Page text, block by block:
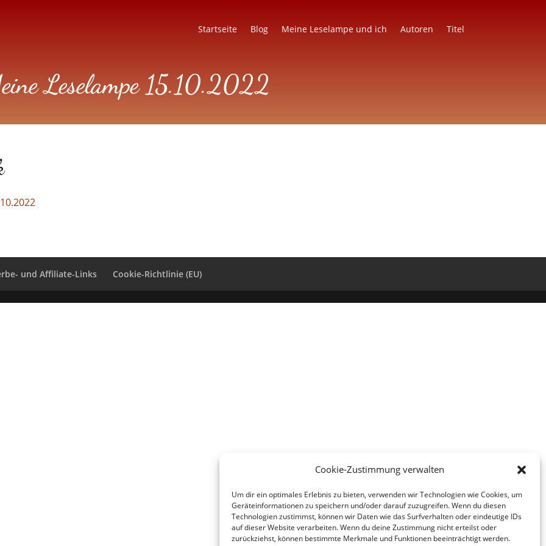
Cookie-Zustimmung verwalten
Um dir ein optimales Erlebnis zu bieten, verwenden wir Technologien wie Cookies, um
Geräteinformationen zu speichern und/oder darauf zuzugreifen. Wenn du diesen
Technologien zustimmst, können wir Daten wie das Surfverhalten oder eindeutige IDs
auf dieser Website verarbeiten. Wenn du deine Zustimmung nicht erteilst oder
zurückziehst, können bestimmte Merkmale und Funktionen beeinträchtigt werden.
Startseite Blog Meine Leselampe und ich Autoren Titel
Leselampe 15.10.2022
und Affiliate-Links Cookie-Richtlinie (EU)